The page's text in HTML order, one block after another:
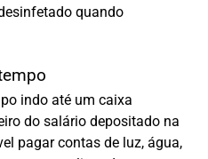
quando
indo até um caixa
do salário depositado na
pagar contas de luz, água,